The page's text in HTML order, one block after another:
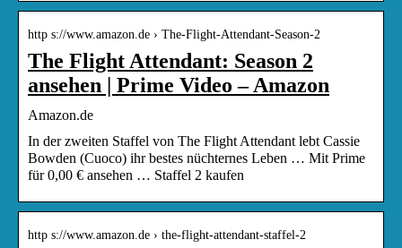
http s://www.amazon.de › The-Flight-Attendant-Season-2
The Flight Attendant: Season 2
ansehen | Prime Video – Amazon
Amazon.de
In der zweiten Staffel von The Flight Attendant lebt Cassie
Bowden (Cuoco) ihr bestes nüchternes Leben … Mit Prime
für 0,00 € ansehen … Staffel 2 kaufen
http s://www.amazon.de › the-flight-attendant-staffel-2